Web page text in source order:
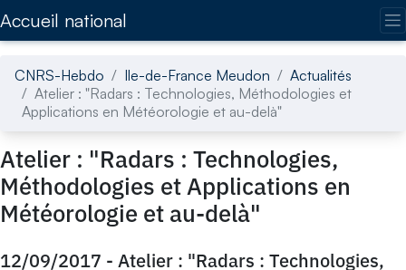
Accueil national
CNRS-Hebdo Ile-de-France Meudon
Actualités
Atelier : "Radars : Technologies, Méthodologies et
Applications en Météorologie et au-delà"
Atelier : "Radars : Technologies,
Méthodologies et Applications en
Météorologie et au-delà"
12/09/2017 - Atelier : "Radars : Technologies,